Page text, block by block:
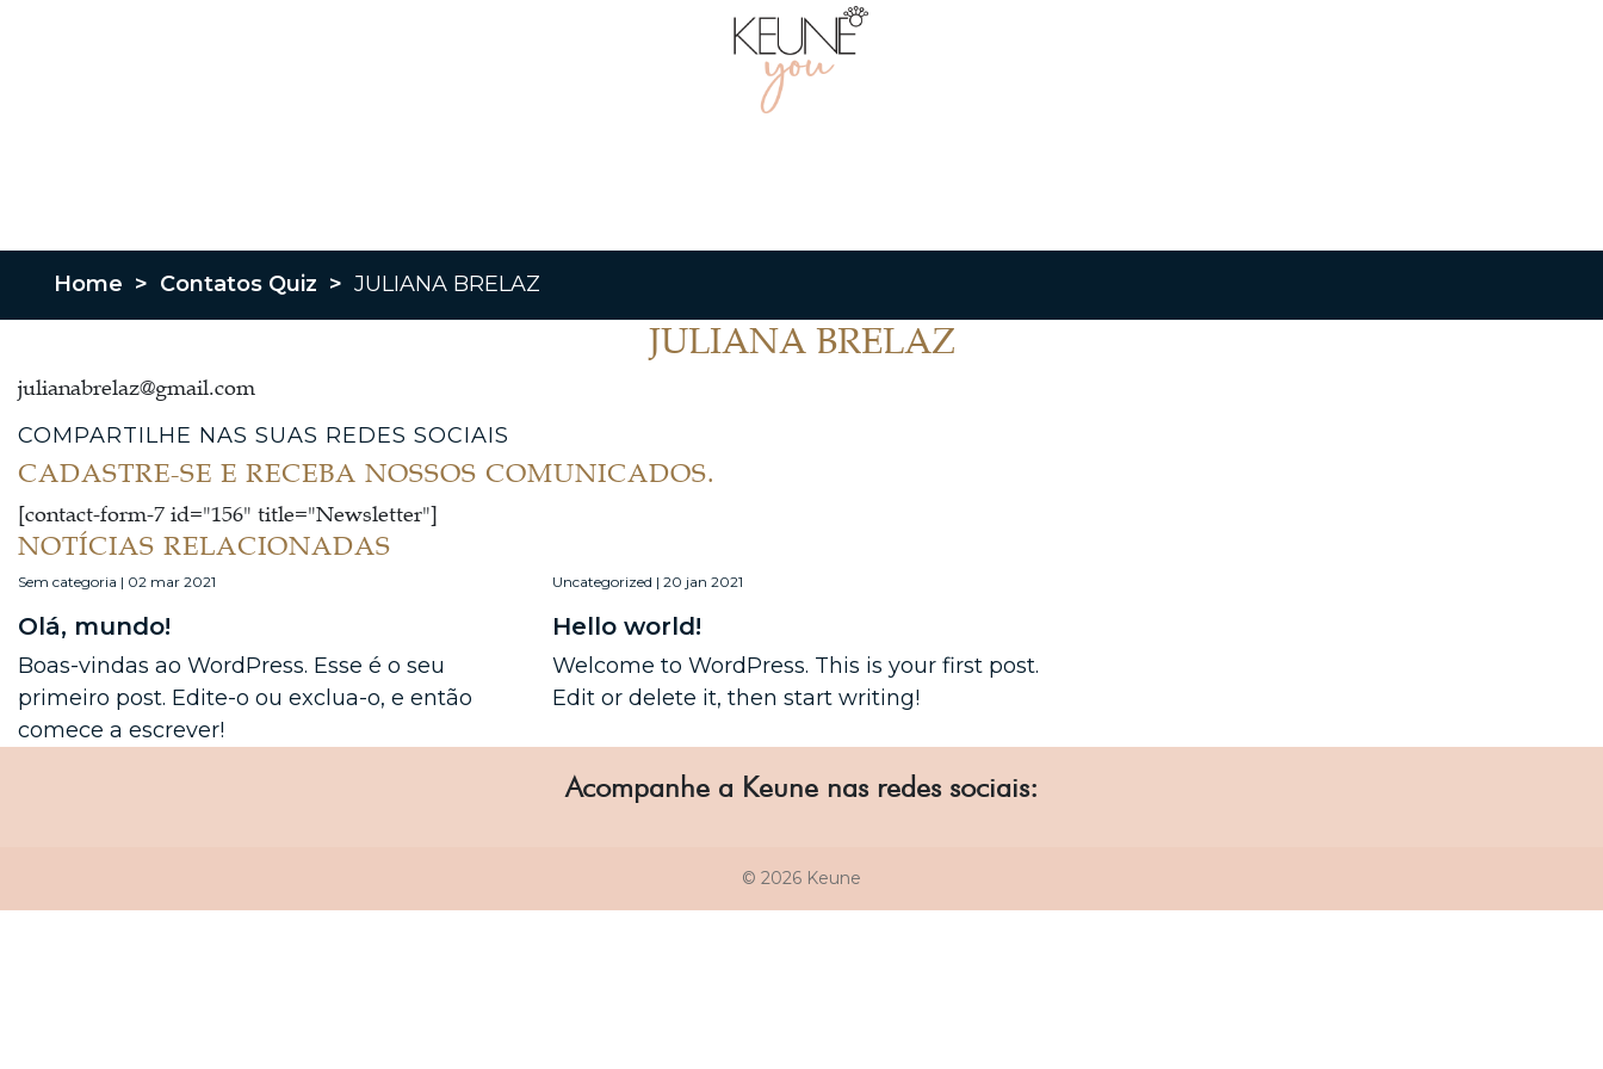
Home > Contatos Quiz > JULIANA BRELAZ
JULIANA BRELAZ
julianabrelaz@gmail.com
COMPARTILHE NAS SUAS REDES SOCIAIS
CADASTRE-SE E RECEBA NOSSOS COMUNICADOS.
[contact-form-7 id="156" title="Newsletter"]
NOTÍCIAS RELACIONADAS
Sem categoria | 02 mar 2021
Olá, mundo!
Boas-vindas ao WordPress. Esse é o seu
primeiro post. Edite-o ou exclua-o, e então
comece a escrever!
Uncategorized | 20 jan 2021
Hello world!
Welcome to WordPress. This is your first post.
Edit or delete it, then start writing!
Acompanhe a Keune nas redes sociais:
© 2026 Keune